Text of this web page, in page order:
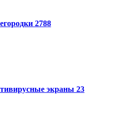
2788
экраны 23